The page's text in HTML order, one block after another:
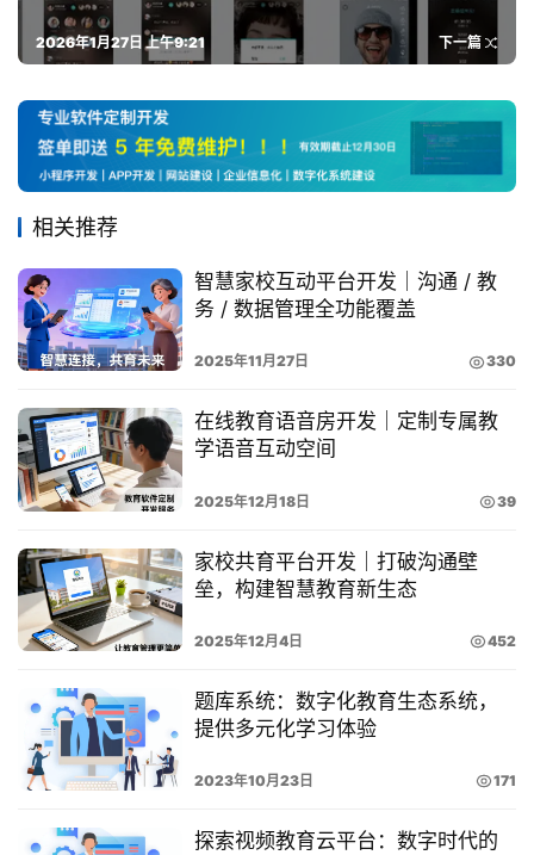
下一篇
2026年1月27日 上午9:21
相关推荐
智慧家校互动平台开发｜沟通 / 教
务 / 数据管理全功能覆盖
2025年11月27日 330
在线教育语音房开发｜定制专属教
学语音互动空间
2025年12月18日 39
家校共育平台开发｜打破沟通壁
垒，构建智慧教育新生态
2025年12月4日 452
题库系统：数字化教育生态系统，
提供多元化学习体验
2023年10月23日 171
探索视频教育云平台：数字时代的